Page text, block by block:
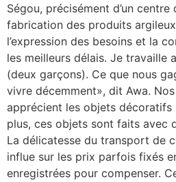
Ségou, précisément d’un
fabrication des produits
l’expression des besoins et la
les meilleurs délais. Je travaille
(deux garçons). Ce que nous
vivre décemment», dit Awa.
apprécient les objets décoratifs
plus, ces objets sont faits avec
La délicatesse du transport de
influe sur les prix parfois fixés
enregistrées pour compenser.